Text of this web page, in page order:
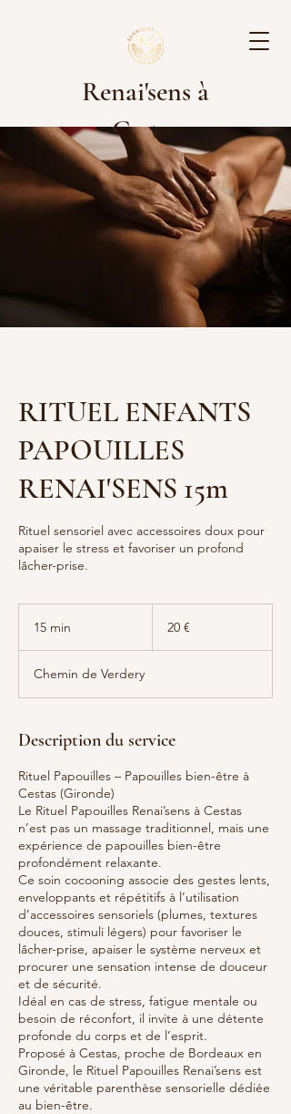
Renai'sens à
Cestas
Les rdv pour les prestations sont à
effectuer sur Planity. Cliquez sur le
lien ci-dessous pour réserver :
[Réservez ici]
https://www.planity.com/renaisens-
nails-by-lyse-33610-cestas
RITUEL ENFANTS
PAPOUILLES
RENAI'SENS 15m
Rituel sensoriel avec accessoires doux pour
apaiser le stress et favoriser un profond
lâcher-prise.
15 min
i
n
20 €
Chemin de Verdery
Description du service
Rituel Papouilles – Papouilles bien-être à
Cestas (Gironde)
Le Rituel Papouilles Renai’sens à Cestas
n’est pas un massage traditionnel, mais une
expérience de papouilles bien-être
profondément relaxante.
Ce soin cocooning associe des gestes lents,
enveloppants et répétitifs à l’utilisation
d’accessoires sensoriels (plumes, textures
douces, stimuli légers) pour favoriser le
lâcher-prise, apaiser le système nerveux et
procurer une sensation intense de douceur
et de sécurité.
Idéal en cas de stress, fatigue mentale ou
besoin de réconfort, il invite à une détente
profonde du corps et de l’esprit.
Proposé à Cestas, proche de Bordeaux en
Gironde, le Rituel Papouilles Renai’sens est
une véritable parenthèse sensorielle dédiée
au bien-être.